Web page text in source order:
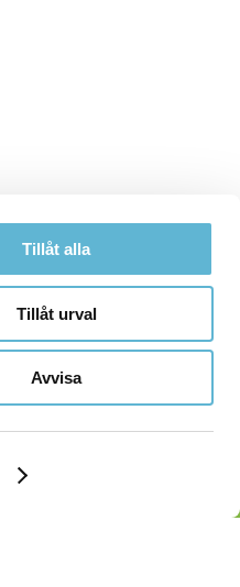
Tillåt alla
Tillåt urval
Avvisa